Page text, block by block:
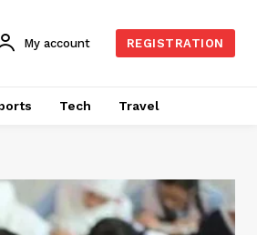
My account REGISTRATION
Tech Travel